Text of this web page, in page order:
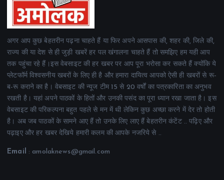
अगर आप कुछ बेहतरीन पढ़ना चाहते हैं या फिर अपने आसपास की, शहर की, जिले की,
राज्य की या देश से ही जुड़ी खबरें हर पल खंगालना चाहते हैं तो समझिए हम यही आप
तक पहुंचा रहे हैं।इस वेबसाइट की हर खबर पर आप पूरा भरोसा कर सकते हैं क्योंकि ये
प्लेटफॉर्म विश्वसनीय खबरों के लिए ही है और हमारा दायित्व आपको ऐसी ही खबरों से रू-
ब-रू कराने का है। वेबसाइट की न्यूज टीम 15 से 20 वर्षों का पत्रकारिता का अनुभव
रखती है। यहां अपने पाठकों के हितों और उनकी पसंद का पूरा ध्यान रखा जाता है। इस
वेबसाइट की परिकल्पना बहुत पहले से मन में थी लेकिन कुछ अच्छा करने में देर तो होती
है। अब जब पाठकों के सामने आए हैं तो उनके लिए लाए हैं बेहतरीन कंटेंट .. पढ़िए और
पढ़ाइए और हर खबर देखिये हमारी कलम की आपके नजरिये से ..
Email : amolaknews@gmail.com